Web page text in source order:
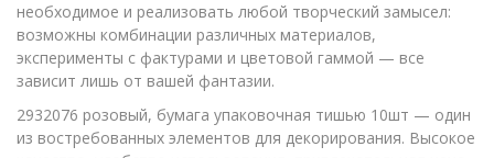
необходимое и реализовать любой творческий замысел:
возможны комбинации различных материалов,
эксперименты с фактурами и цветовой гаммой — все
зависит лишь от вашей фантазии.
2932076 розовый, бумага упаковочная тишью 10шт — один
из востребованных элементов для декорирования. Высокое